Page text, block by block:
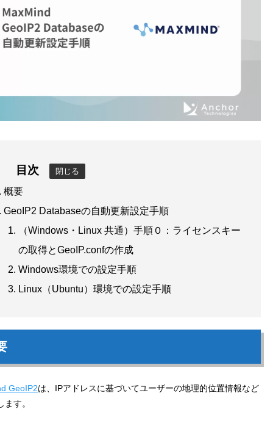
目次 閉じる
概要
GeoIP2 Databaseの自動更新設定手順
（Windows・Linux 共通）手順０：ライセンスキー
の取得とGeoIP.confの作成
Windows環境での設定手順
Linux（Ubuntu）環境での設定手順
GeoIP2は、IPアドレスに基づいてユーザーの地理的位置情報など
ます。